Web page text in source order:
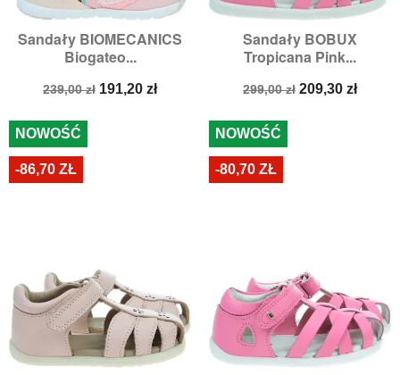
Sandały BIOMECANICS
Biogateo...
Cena
239,00 zł Cena
191,20 zł
Sandały BOBUX
Tropicana Pink...
Cena
299,00 zł Cena
209,30 zł
NOWOŚĆ
-86,70 ZŁ
NOWOŚĆ
-80,70 ZŁ